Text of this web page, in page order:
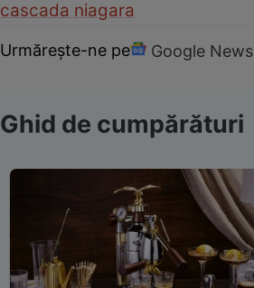
cascada niagara
Urmărește-ne pe Google News
Ghid de cumpărături